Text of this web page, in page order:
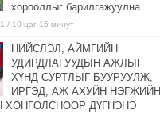
хорооллыг барилгажуулна
/ 10 цаг 15 минут
НИЙСЛЭЛ, АЙМГИЙН
УДИРДЛАГУУДЫН АЖЛЫГ
ХҮНД СУРТЛЫГ БУУРУУЛЖ,
ИРГЭД, АЖ АХУЙН НЭГЖИЙН
ХӨНГӨЛСНӨӨР ДҮГНЭНЭ